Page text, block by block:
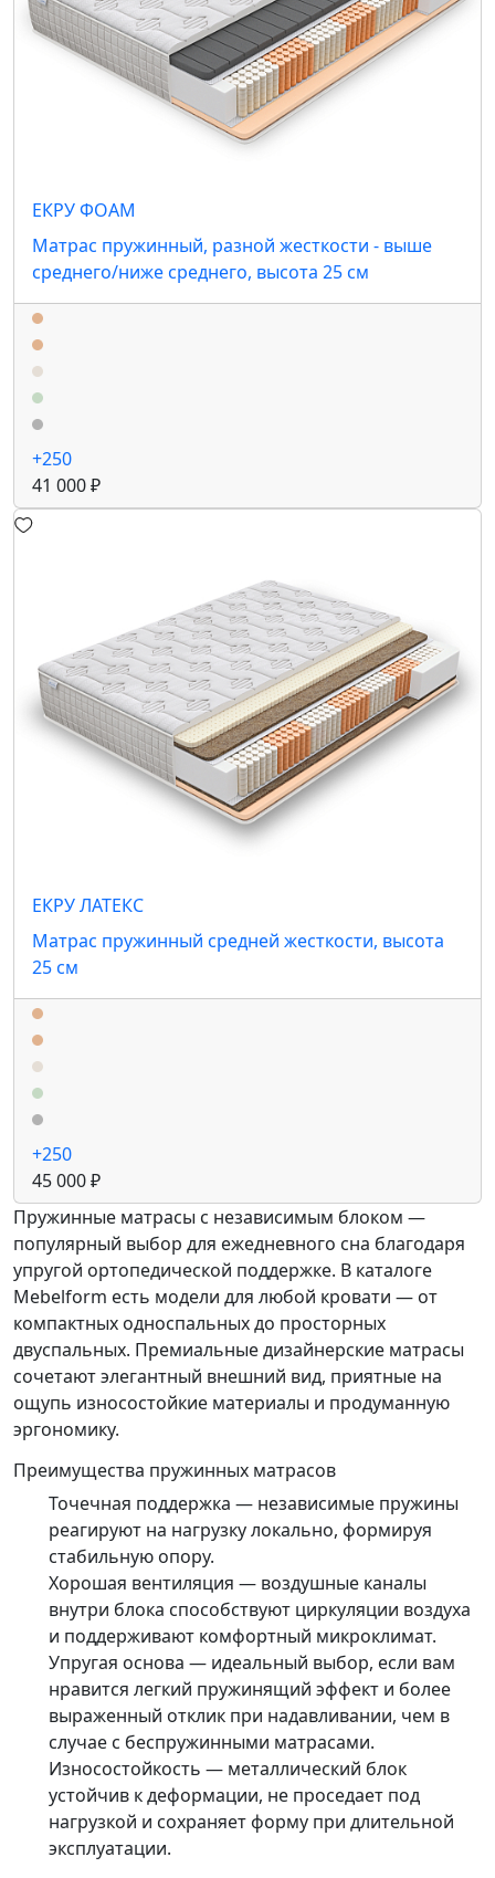
ЕКРУ ФОАМ
Матрас пружинный, разной жесткости - выше
среднего/ниже среднего, высота 25 см
+250
41 000 ₽
ЕКРУ ЛАТЕКС
Матрас пружинный средней жесткости, высота
25 см
+250
45 000 ₽
Пружинные матрасы с независимым блоком —
популярный выбор для ежедневного сна благодаря
упругой ортопедической поддержке. В каталоге
Mebelform есть модели для любой кровати — от
компактных односпальных до просторных
двуспальных. Премиальные дизайнерские матрасы
сочетают элегантный внешний вид, приятные на
ощупь износостойкие материалы и продуманную
эргономику.
Преимущества пружинных матрасов
Точечная поддержка — независимые пружины
реагируют на нагрузку локально, формируя
стабильную опору.
Хорошая вентиляция — воздушные каналы
внутри блока способствуют циркуляции воздуха
и поддерживают комфортный микроклимат.
Упругая основа — идеальный выбор, если вам
нравится легкий пружинящий эффект и более
выраженный отклик при надавливании, чем в
случае с беспружинными матрасами.
Износостойкость — металлический блок
устойчив к деформации, не проседает под
нагрузкой и сохраняет форму при длительной
эксплуатации.